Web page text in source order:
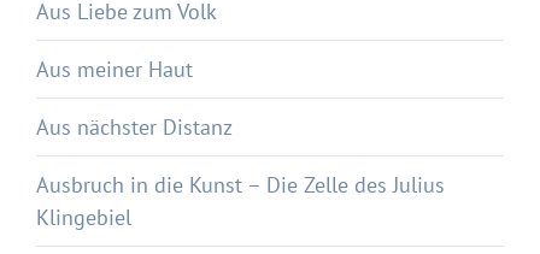
Aus Liebe zum Volk
Aus meiner Haut
Aus nächster Distanz
Ausbruch in die Kunst – Die Zelle des Julius
Klingebiel